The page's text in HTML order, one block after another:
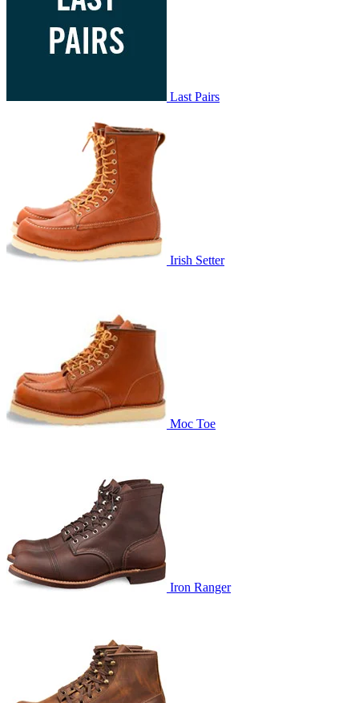
Last Pairs
Irish Setter
Moc Toe
Iron Ranger